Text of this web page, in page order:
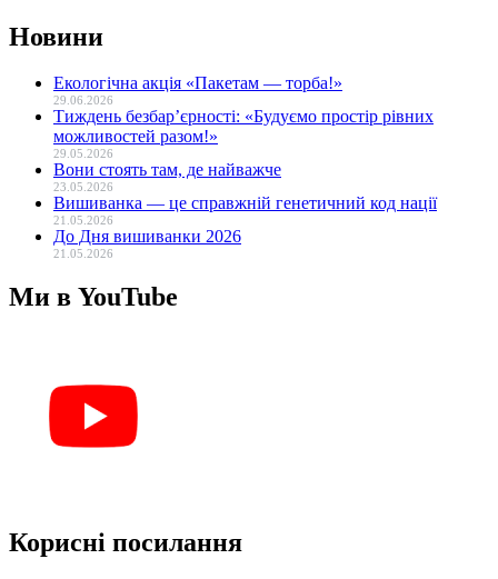
Новини
Екологічна акція «Пакетам — торба!»
29.06.2026
Тиждень безбар’єрності: «Будуємо простір рівних
можливостей разом!»
29.05.2026
Вони стоять там, де найважче
23.05.2026
Вишиванка — це справжній генетичний код нації
21.05.2026
До Дня вишиванки 2026
21.05.2026
Ми в YouTube
Корисні посилання